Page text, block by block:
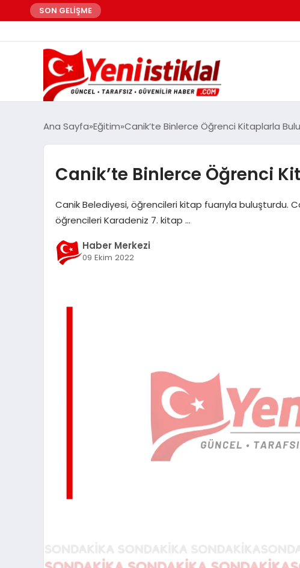
SON GELİŞME
Ana Sayfa Eğitim Canik’te Binlerce Öğrenci Kitaplarla
Canik’te Binlerce Öğrenci
Canik Belediyesi, öğrencileri kitap fuarıyla buluşturdu.
öğrencileri Karadeniz 7. kitap …
Haber Merkezi
09 Ekim 2022